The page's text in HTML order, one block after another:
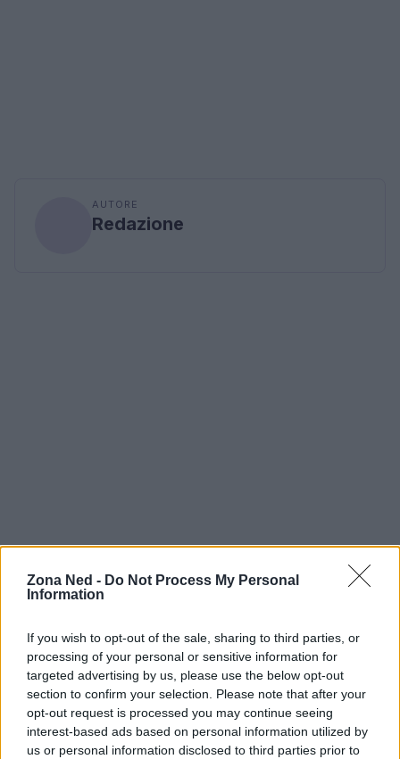
Zona Ned - Do Not Process My Personal
Information
If you wish to opt-out of the sale, sharing to third parties, or
processing of your personal or sensitive information for
targeted advertising by us, please use the below opt-out
section to confirm your selection. Please note that after your
opt-out request is processed you may continue seeing
interest-based ads based on personal information utilized by
us or personal information disclosed to third parties prior to
AUTORE
Redazione
Continua a leggere
NERD NEWS